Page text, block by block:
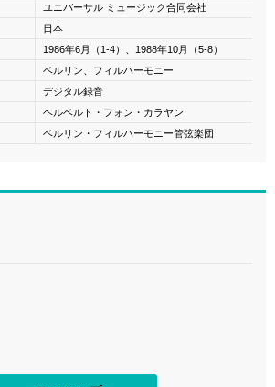
ユニバーサル ミュージック合同会社
日本
1986年6月（1-4）、1988年10月（5-8）
ベルリン、フィルハーモニー
デジタル録音
ヘルベルト・フォン・カラヤン
ベルリン・フィルハーモニー管弦楽団